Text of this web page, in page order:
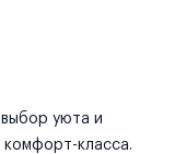
уюта и
класса.